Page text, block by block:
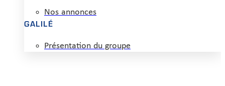
Nos annonces
GALILÉ
Présentation du groupe